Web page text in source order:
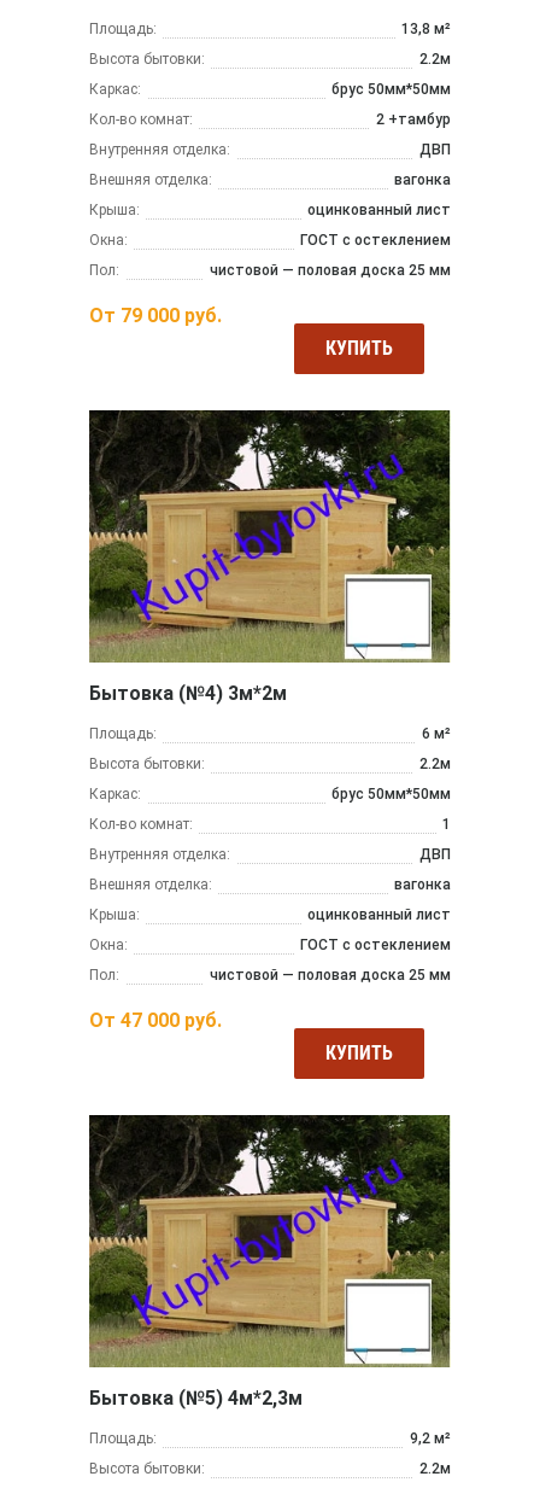
Площадь:
13,8 м²
Высота бытовки:
2.2м
Каркас:
брус 50мм*50мм
Кол-во комнат:
2 +тамбур
Внутренняя отделка:
ДВП
Внешняя отделка:
вагонка
Крыша:
оцинкованный лист
Окна:
ГОСТ с остеклением
Пол:
чистовой — половая доска 25 мм
От 79 000 руб.
КУПИТЬ
Бытовка (№4) 3м*2м
Площадь:
6 м²
Высота бытовки:
2.2м
Каркас:
брус 50мм*50мм
Кол-во комнат:
1
Внутренняя отделка:
ДВП
Внешняя отделка:
вагонка
Крыша:
оцинкованный лист
Окна:
ГОСТ с остеклением
Пол:
чистовой — половая доска 25 мм
От 47 000 руб.
КУПИТЬ
Бытовка (№5) 4м*2,3м
Площадь:
9,2 м²
Высота бытовки:
2.2м